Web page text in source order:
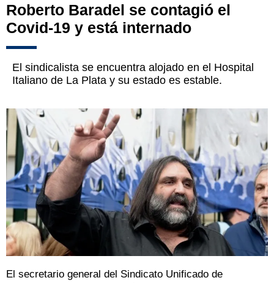
Roberto Baradel se contagió el
Covid-19 y está internado
El sindicalista se encuentra alojado en el Hospital
Italiano de La Plata y su estado es estable.
El secretario general del Sindicato Unificado de